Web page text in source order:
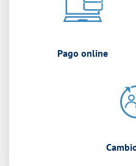
Pago online